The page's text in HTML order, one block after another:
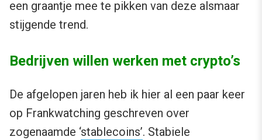
een graantje mee te pikken van deze alsmaar
stijgende trend.
Bedrijven willen werken met crypto’s
De afgelopen jaren heb ik hier al een paar keer
op Frankwatching geschreven over
zogenaamde ‘stablecoins’. Stabiele